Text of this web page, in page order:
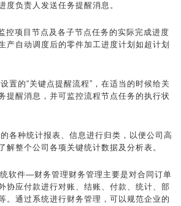
度负责人发送任务提醒消息。
项目节点及各子节点任务的实际完成进度
产自动调度后的零件加工进度计划如超计划
的“关键点提醒流程”，在适当的时候给关
提醒消息，并可监控流程节点任务的执行状
种统计报表、信息进行归类，以便公司高
解整个公司各项关键统计数据及分析表。
件—财务管理财务管理主要是对合同订单
协应付款进行对账、结账、付款、统计、部
。通过系统进行财务管理，可以规范企业的